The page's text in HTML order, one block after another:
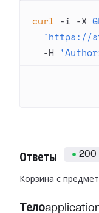
curl -i -X
'https://
  -H
Ответы 200
Корзина с
Тело